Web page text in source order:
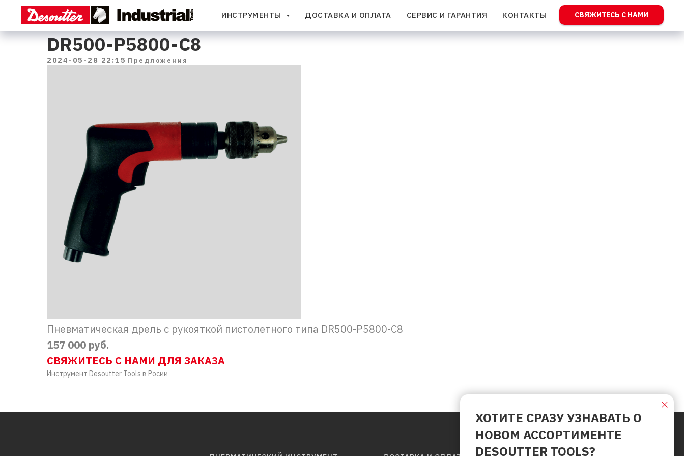
ИНСТРУМЕНТЫ ДОСТАВКА И ОПЛАТА СЕРВИС И ГАРАНТИЯ КОНТАКТЫ СВЯЖИТЕСЬ С НАМИ
DR500-P5800-C8
2024-05-28 22:15 Предложения
Пневматическая дрель с рукояткой пистолетного типа DR500-P5800-C8
157 000 руб.
СВЯЖИТЕСЬ С НАМИ ДЛЯ ЗАКАЗА
Инструмент Desoutter Tools в Росии
ХОТИТЕ СРАЗУ УЗНАВАТЬ О
НОВОМ АССОРТИМЕНТЕ
DESOUTTER TOOLS?